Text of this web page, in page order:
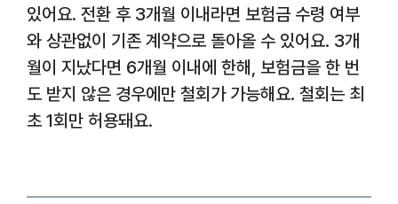
있어요. 전환 후 3개월 이내라면 보험금 수령 여부
와 상관없이 기존 계약으로 돌아올 수 있어요. 3개
월이 지났다면 6개월 이내에 한해, 보험금을 한 번
도 받지 않은 경우에만 철회가 가능해요. 철회는 최
초 1회만 허용돼요.